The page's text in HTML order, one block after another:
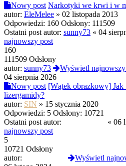
Nowy post Narkotyki we krwi i w
autor: EleMelee » 02 listopada 2013
Odpowiedzi: 160 Odsłony: 111509
Ostatni post autor: sunny73 « 04
najnowszy post
160
111509 Odsłony
autor: sunny73
Wyświetl
04 sierpnia 2026
Nowy post [Wątek obrazkowy]
lizergamidy?
autor: SIN » 15 stycznia 2020
Odpowiedzi: 5 Odsłony: 10721
Ostatni post autor:
« 06
najnowszy post
5
10721 Odsłony
autor:
Wyświetl